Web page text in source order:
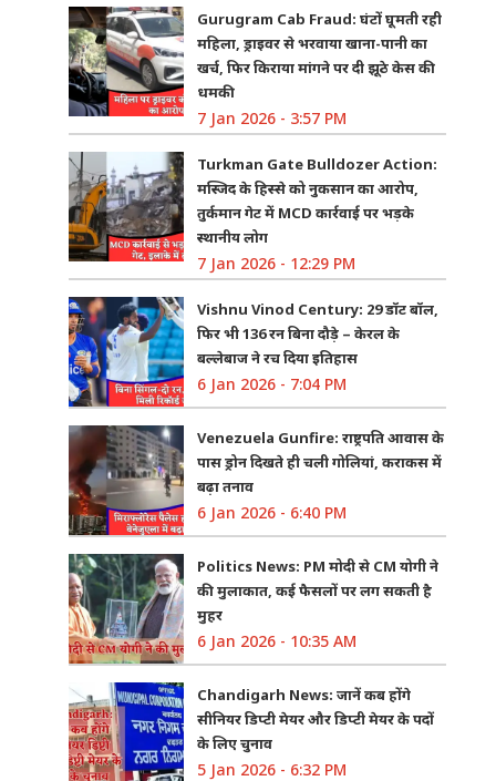
Gurugram Cab Fraud: घंटों घूमती रही
महिला, ड्राइवर से भरवाया खाना-पानी का
खर्च, फिर किराया मांगने पर दी झूठे केस की
धमकी
7 Jan 2026 - 3:57 PM
Turkman Gate Bulldozer Action:
मस्जिद के हिस्से को नुकसान का आरोप,
तुर्कमान गेट में MCD कार्रवाई पर भड़के
स्थानीय लोग
7 Jan 2026 - 12:29 PM
Vishnu Vinod Century: 29 डॉट बॉल,
फिर भी 136 रन बिना दौड़े – केरल के
बल्लेबाज ने रच दिया इतिहास
6 Jan 2026 - 7:04 PM
Venezuela Gunfire: राष्ट्रपति आवास के
पास ड्रोन दिखते ही चली गोलियां, कराकस में
बढ़ा तनाव
6 Jan 2026 - 6:40 PM
Politics News: PM मोदी से CM योगी ने
की मुलाकात, कई फैसलों पर लग सकती है
मुहर
6 Jan 2026 - 10:35 AM
Chandigarh News: जानें कब होंगे
सीनियर डिप्टी मेयर और डिप्टी मेयर के पदों
के लिए चुनाव
5 Jan 2026 - 6:32 PM